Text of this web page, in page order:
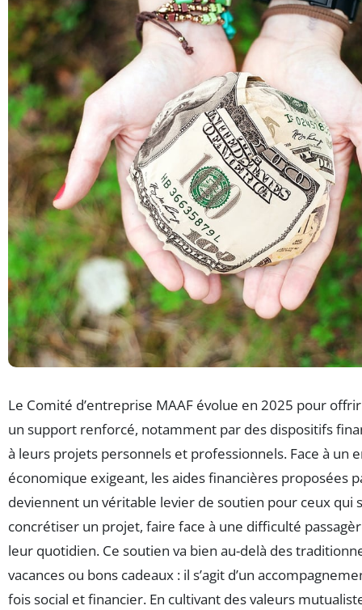
Le Comité d’entreprise MAAF évolue en 2025 pour
un support renforcé, notamment par des dispositifs
à leurs projets personnels et professionnels. Face à un
économique exigeant, les aides financières proposées
deviennent un véritable levier de soutien pour ceux qui
concrétiser un projet, faire face à une difficulté
leur quotidien. Ce soutien va bien au-delà des
vacances ou bons cadeaux : il s’agit d’un
fois social et financier. En cultivant des valeurs